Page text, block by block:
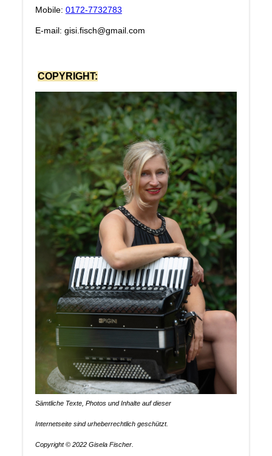
Mobile: 0172-7732783
E-mail: gisi.fisch@gmail.com
COPYRIGHT:
Sämtliche Texte, Photos und Inhalte auf dieser
Internetseite sind urheberrechtlich geschützt.
Copyright © 2022 Gisela Fischer.